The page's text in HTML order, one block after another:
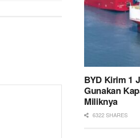
BYD Kirim 1
Gunakan
Miliknya
6322 SHARES